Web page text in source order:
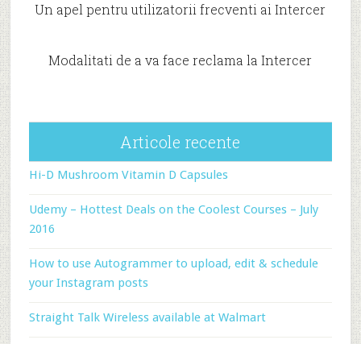
Un apel pentru utilizatorii frecventi ai Intercer
Modalitati de a va face reclama la Intercer
Articole recente
Hi-D Mushroom Vitamin D Capsules
Udemy – Hottest Deals on the Coolest Courses – July
2016
How to use Autogrammer to upload, edit & schedule
your Instagram posts
Straight Talk Wireless available at Walmart